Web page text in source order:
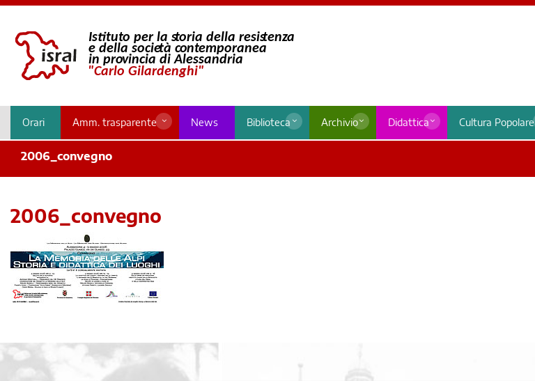
Orari Amm. trasparente News Biblioteca Archivio Didattica Cultura Popolare
2006_convegno
2006_convegno